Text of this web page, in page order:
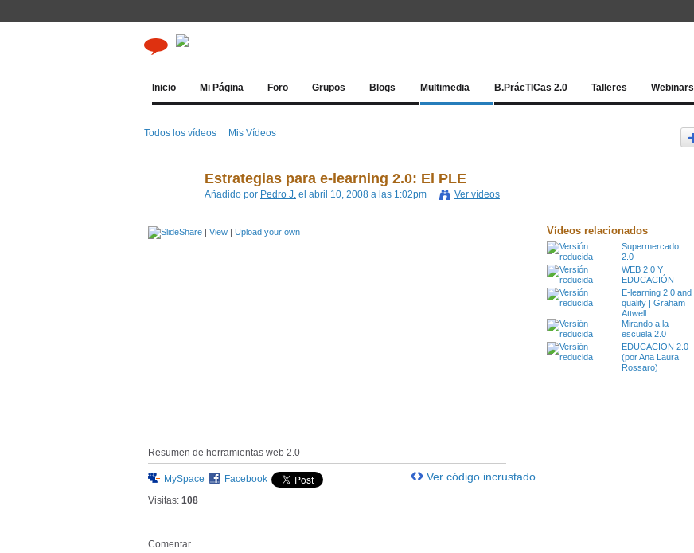
Inicio Mi Página Foro Grupos Blogs Multimedia B.PrácTICas 2.0 Talleres Webinars
Todos los vídeos Mis Vídeos
Estrategias para e-learning 2.0: El PLE
Añadido por Pedro J. el abril 10, 2008 a las 1:02pm Ver vídeos
| View | Upload your own
Resumen de herramientas web 2.0
MySpace
Facebook
Visitas: 108
Ver código incrustado
Vídeos relacionados
Supermercado
2.0
WEB 2.0 Y
EDUCACIÓN
E-learning 2.0 and
quality | Graham
Attwell
Mirando a la
escuela 2.0
EDUCACION 2.0
(por Ana Laura
Rossaro)
Comentar